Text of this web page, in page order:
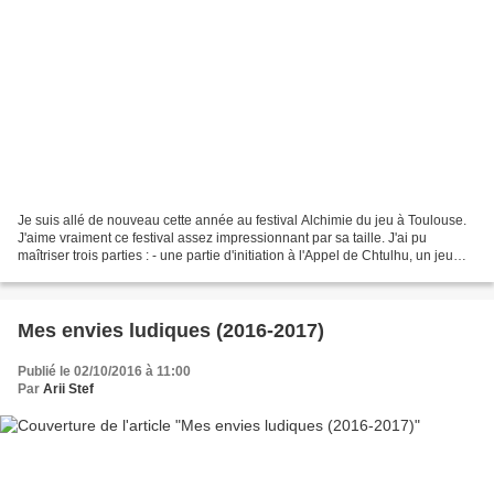
Je suis allé de nouveau cette année au festival Alchimie du jeu à Toulouse.
J'aime vraiment ce festival assez impressionnant par sa taille. J'ai pu
maîtriser trois parties : - une partie d'initiation à l'Appel de Chtulhu, un jeu
Mes envies ludiques (2016-2017)
Publié le 02/10/2016 à 11:00
Par Arii Stef